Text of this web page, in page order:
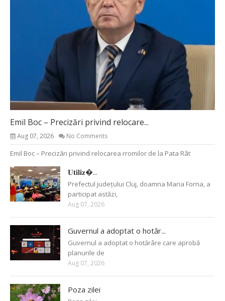
Emil Boc – Precizări privind relocare...
Aug 07, 2026 No Comments
Emil Boc – Precizări privind relocarea rromilor de la Pata Rât
𝐔𝐭𝐢𝐥𝐢𝐳�...
Prefectul județului Cluj, doamna Maria Forna, a
participat astăzi,
Aug 07, 2026
Guvernul a adoptat o hotăr...
Guvernul a adoptat o hotărâre care aprobă
planurile de
Aug 07, 2026
Poza zilei